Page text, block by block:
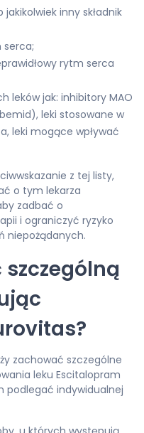
inny składnik
serca;
rytm serca
leków jak: inhibitory MAO
leki stosowane w
leki mogące wpływać
z tej listy,
o tym lekarza
zadbać o
i ograniczyć ryzyko
niepożądanych.
zachować szczególne
leku Escitalopram
podlegać indywidualnej